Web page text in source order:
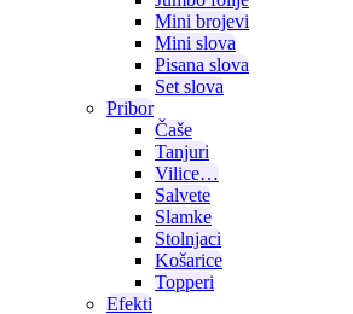
Mini brojevi
Mini slova
Pisana slova
Set slova
Pribor
Čaše
Tanjuri
Vilice…
Salvete
Slamke
Stolnjaci
Košarice
Topperi
Efekti